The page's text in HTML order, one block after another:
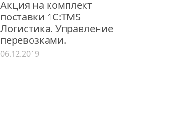
Акция на комплект
поставки 1С:TMS
Логистика. Управление
перевозками.
06.12.2019